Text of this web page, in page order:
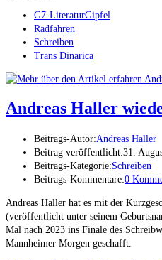
G7-LiteraturGipfel
Radfahren
Schreiben
Trans Dinarica
Andreas Haller
Beitrags-Autor:Andreas Haller
Beitrag veröffentlicht:31.
Beitrags-Kategorie:Schreiben
Beitrags-Kommentare:0
Andreas Haller hat es mit der
(veröffentlicht unter seinem
Mal nach 2023 ins Finale des
Mannheimer Morgen geschafft.